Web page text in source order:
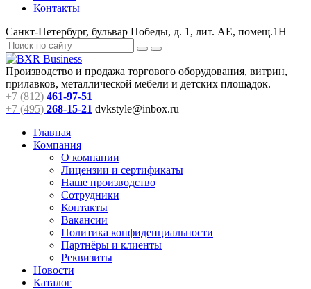
Контакты
Санкт-Петербург, бульвар Победы, д. 1, лит. АЕ, помещ.1Н
Производство и продажа торгового оборудования, витрин,
прилавков, металлической мебели и детских площадок.
+7 (812) 461-97-51
+7 (495) 268-15-21 dvkstyle@inbox.ru
Главная
Компания
О компании
Лицензии и сертификаты
Наше производство
Сотрудники
Контакты
Вакансии
Политика конфиденциальности
Партнёры и клиенты
Реквизиты
Новости
Каталог